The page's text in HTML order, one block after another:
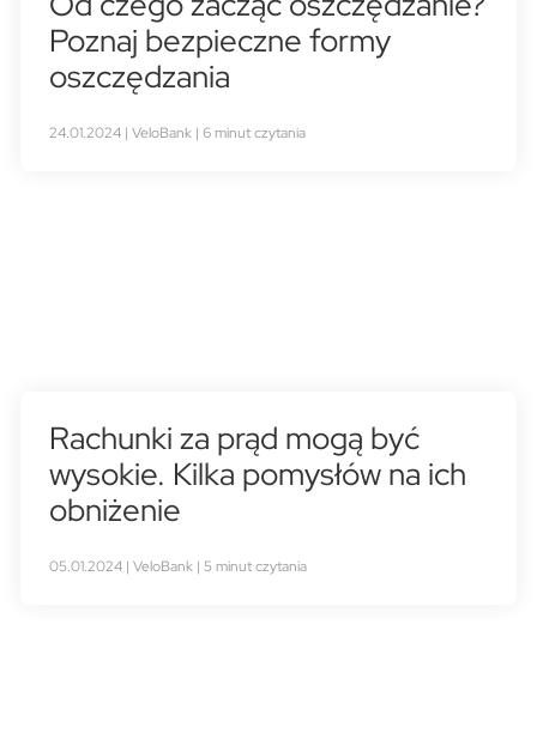
Poznaj bezpieczne formy
oszczędzania
24.01.2024 | VeloBank | 6 minut czytania
Rachunki za prąd mogą być
wysokie. Kilka pomysłów na ich
obniżenie
05.01.2024 | VeloBank | 5 minut czytania